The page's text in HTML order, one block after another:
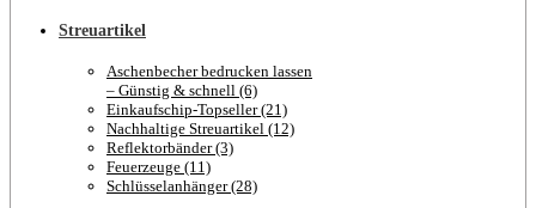
Streuartikel
Aschenbecher bedrucken lassen
– Günstig & schnell (6)
Einkaufschip-Topseller (21)
Nachhaltige Streuartikel (12)
Reflektorbänder (3)
Feuerzeuge (11)
Schlüsselanhänger (28)